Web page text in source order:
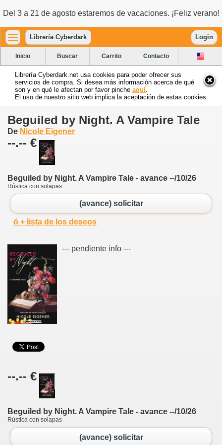
Del 3 a 21 de agosto estaremos de vacaciones. ¡Feliz verano!
Librería Cyberdark Login
Inicio Buscar Carrito Contacto
Librería Cyberdark.net usa cookies para poder ofrecer sus
servicios de compra. Si desea más información acerca de qué
son y en qué le afectan por favor pinche aquí
El uso de nuestro sitio web implica la aceptación de estas cookies.
Beguiled by Night. A Vampire Tale
De Nicole Eigener
--.-- €
Beguiled by Night. A Vampire Tale - avance --/10/26
Rústica con solapas
(avance) solicitar
ó + lista de los deseos
--- pendiente info ---
--.-- €
Beguiled by Night. A Vampire Tale - avance --/10/26
Rústica con solapas
(avance) solicitar